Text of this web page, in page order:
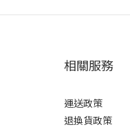
相關服務
運送政策
退換貨政策